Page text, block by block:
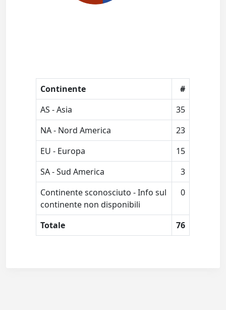
Continente
#
AS - Asia
35
NA - Nord America
23
EU - Europa
15
SA - Sud America
3
Continente sconosciuto - Info sul
continente non disponibili
0
Totale 76